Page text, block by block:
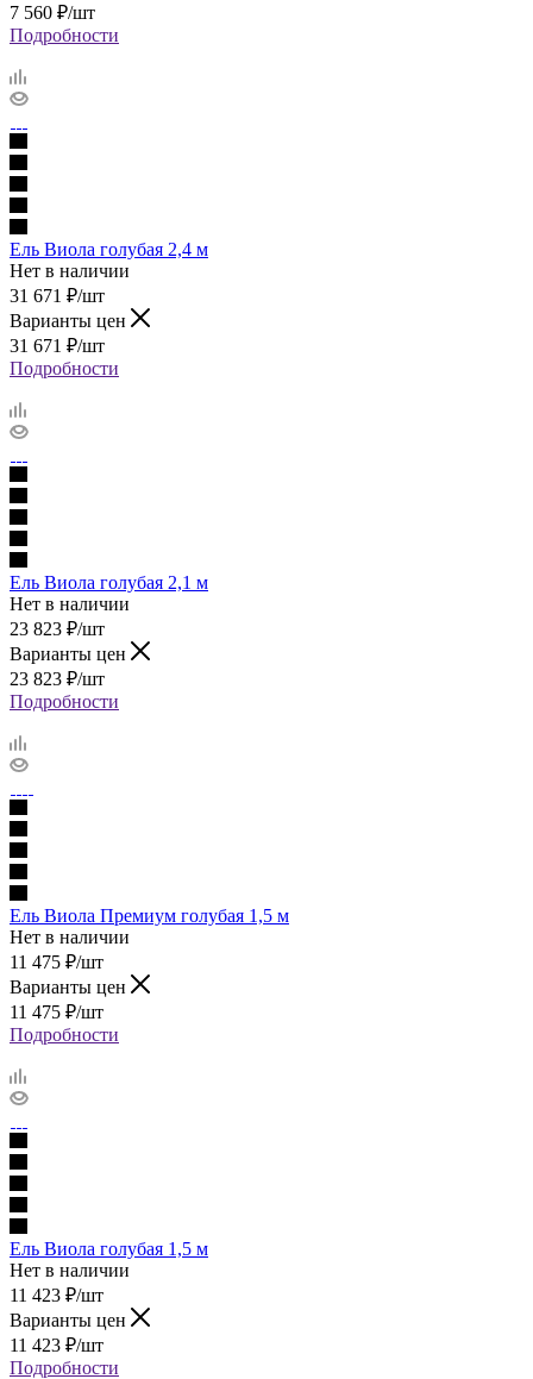
7 560 ₽/шт
Подробности
Ель Виола голубая 2,4 м
Нет в наличии
31 671 ₽/шт
Варианты цен
31 671 ₽/шт
Подробности
Ель Виола голубая 2,1 м
Нет в наличии
23 823 ₽/шт
Варианты цен
23 823 ₽/шт
Подробности
Ель Виола Премиум голубая 1,5 м
Нет в наличии
11 475 ₽/шт
Варианты цен
11 475 ₽/шт
Подробности
Ель Виола голубая 1,5 м
Нет в наличии
11 423 ₽/шт
Варианты цен
11 423 ₽/шт
Подробности